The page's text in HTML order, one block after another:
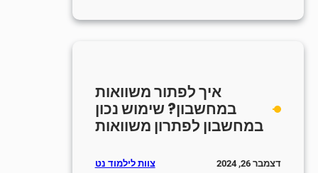
אסטרטגיות
סנדלים
מסורתית
בתחום
איך לפתור משוואות
במחשבון? שימוש נכון
במחשבון לפתרון משוואות
דצמבר 26, 2024 צוות לילמוד נט